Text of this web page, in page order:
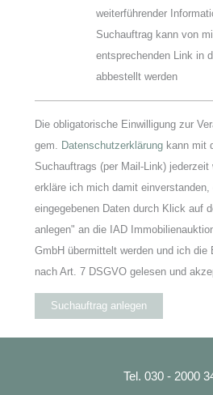
weiterführender
Suchauftrag kann von
entsprechenden Link in
abbestellt werden
Die obligatorische Einwilligung zur
gem. Datenschutzerklärung kann mit
Suchauftrags (per Mail-Link)
erkläre ich mich damit
eingegebenen Daten durch Klick auf
anlegen" an die IAD
GmbH übermittelt werden und ich die
nach Art. 7 DSGVO gelesen und
Suchauftrag anlegen
Tel. 030 - 2000